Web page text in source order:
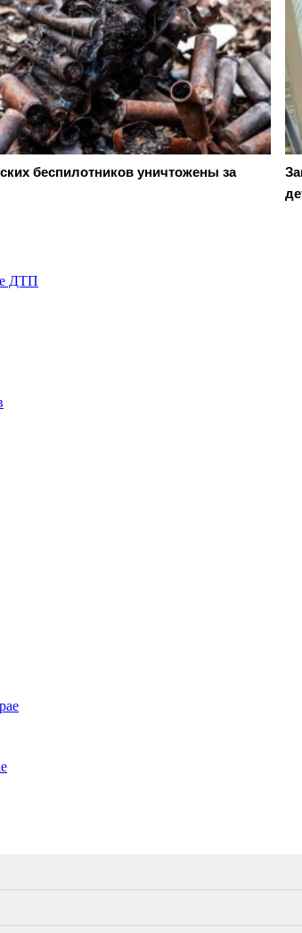
беспилотников уничтожены за
ДТП